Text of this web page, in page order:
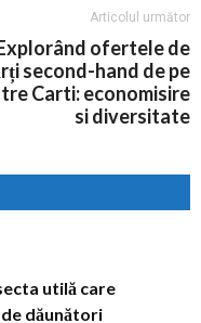
Articolul următor
ofertele de
second-hand de pe
Carti: economisire
si diversitate
utilă care
dăunători